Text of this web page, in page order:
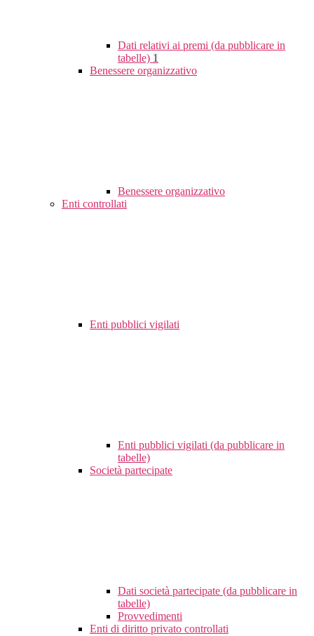
Dati relativi ai premi (da pubblicare in
tabelle) 1
Benessere organizzativo
Benessere organizzativo
Enti controllati
Enti pubblici vigilati
Enti pubblici vigilati (da pubblicare in
tabelle)
Società partecipate
Dati società partecipate (da pubblicare in
tabelle)
Provvedimenti
Enti di diritto privato controllati